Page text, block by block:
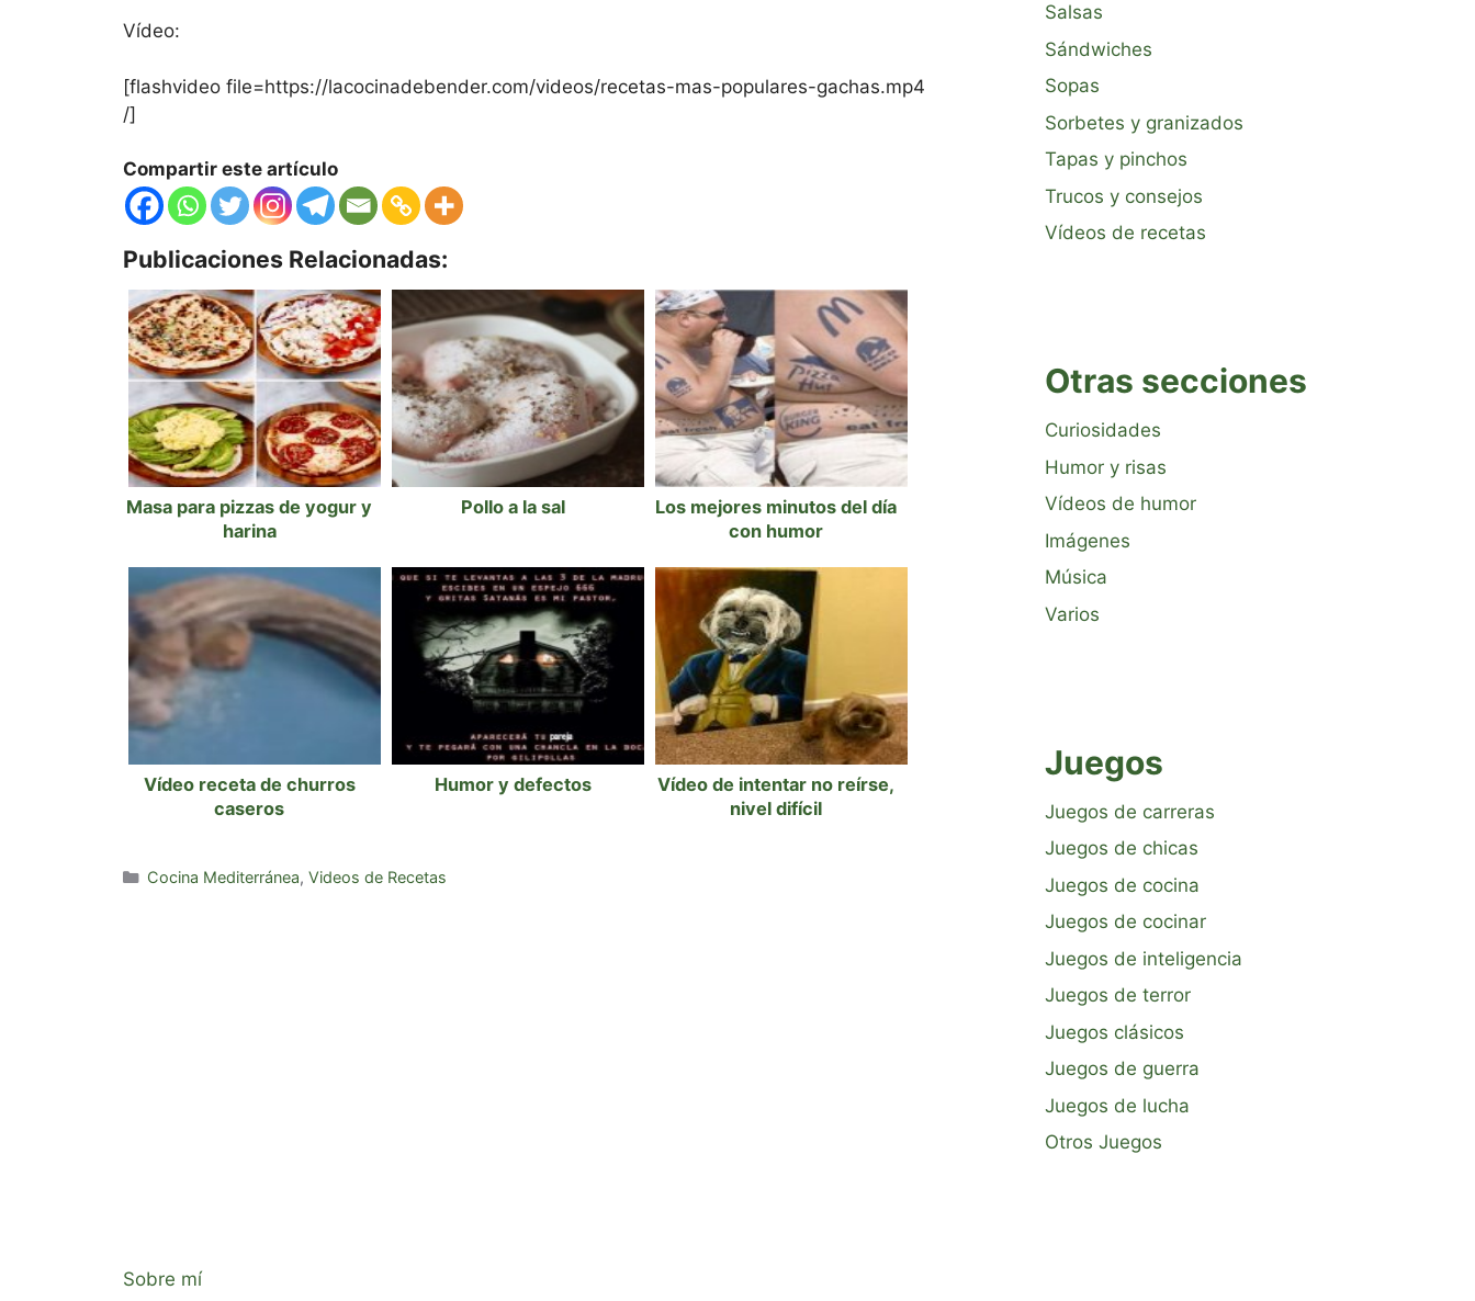
Vídeo:
[flashvideo file=https://lacocinadebender.com/videos/recetas-mas-populares-gachas.mp4
/]
Compartir este artículo
Publicaciones Relacionadas:
Masa para pizzas de yogur y
harina
Pollo a la sal
Los mejores minutos del día
con humor
Vídeo receta de churros
caseros
Humor y defectos
Vídeo de intentar no reírse,
nivel difícil
Categorías
Cocina Mediterránea, Videos de Recetas
Salsas
Sándwiches
Sopas
Sorbetes y granizados
Tapas y pinchos
Trucos y consejos
Vídeos de recetas
Otras secciones
Curiosidades
Humor y risas
Vídeos de humor
Imágenes
Música
Varios
Juegos
Juegos de carreras
Juegos de chicas
Juegos de cocina
Juegos de cocinar
Juegos de inteligencia
Juegos de terror
Juegos clásicos
Juegos de guerra
Juegos de lucha
Otros Juegos
Sobre mí